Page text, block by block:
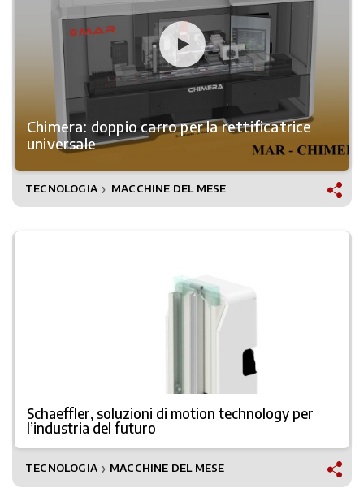
Chimera: doppio carro per la rettificatrice
universale
TECNOLOGIA ❯ MACCHINE DEL MESE
Schaeffler, soluzioni di motion technology per
l’industria del futuro
TECNOLOGIA ❯ MACCHINE DEL MESE